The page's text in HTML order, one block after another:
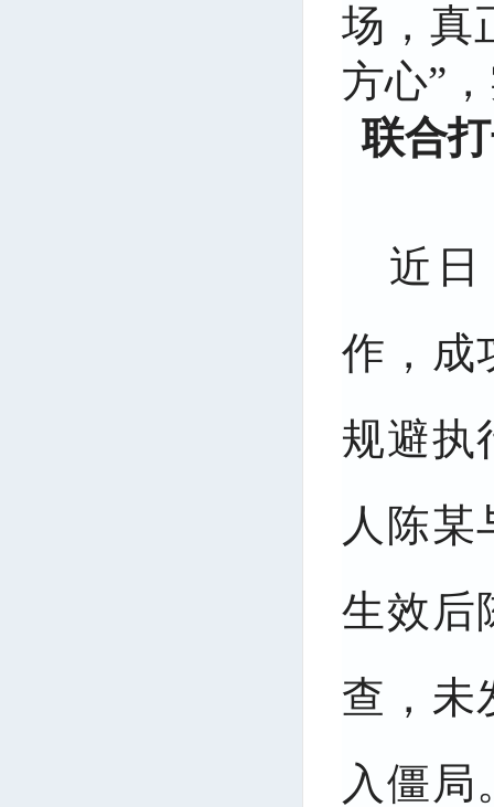
场，真
方心”
联合
近
作，成
规避执
人陈某
生效后
查，未
入僵局